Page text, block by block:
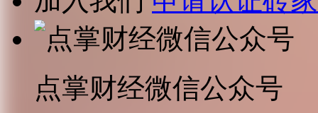
点掌财经微信公众号